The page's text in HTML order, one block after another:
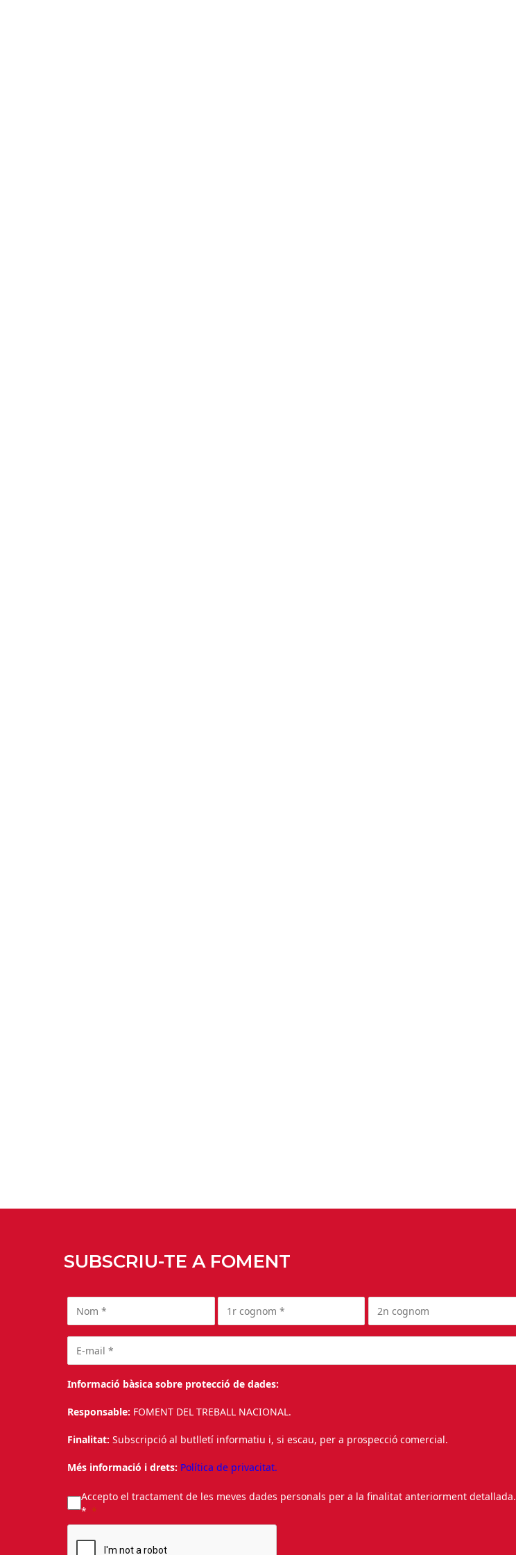
SUBSCRIU-TE A FOMENT
Informació bàsica sobre protecció de dades:
Responsable: FOMENT DEL TREBALL NACIONAL.
Finalitat: Subscripció al butlletí informatiu i, si escau, per a prospecció comercial.
Més informació i drets: Política de privacitat.
Accepto el tractament de les meves dades personals per a la finalitat anteriorment detallada.
*